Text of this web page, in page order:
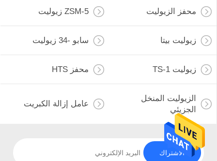
محفز الزيوليت ZSM-5 زيوليت
زيوليت بيتا سابو -34 زيوليت
زيوليت TS-1 محفز HTS
الزيوليت المنخل
الجزيئي
عامل إزالة الكبريت
الاشتراك